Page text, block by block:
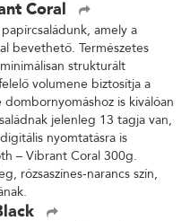
Coral
amely a
bevethető. Természetes
strukturált
volumene biztosítja a
is kiválóan
jelenleg 13 tagja van,
nyomtatásra is
– Vibrant Coral 300g.
rózsaszínes-narancs szín,